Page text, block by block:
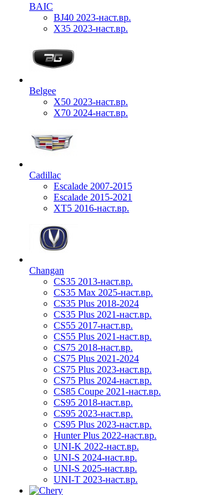
BAIC
BJ40 2023-наст.вр.
X35 2023-наст.вр.
Belgee
X50 2023-наст.вр.
X70 2024-наст.вр.
Cadillac
Escalade 2007-2015
Escalade 2015-2021
XT5 2016-наст.вр.
Changan
CS35 2013-наст.вр.
CS35 Max 2025-наст.вр.
CS35 Plus 2018-2024
CS35 Plus 2021-наст.вр.
CS55 2017-наст.вр.
CS55 Plus 2021-наст.вр.
CS75 2018-наст.вр.
CS75 Plus 2021-2024
CS75 Plus 2023-наст.вр.
CS75 Plus 2024-наст.вр.
CS85 Coupe 2021-наст.вр.
CS95 2018-наст.вр.
CS95 2023-наст.вр.
CS95 Plus 2023-наст.вр.
Hunter Plus 2022-наст.вр.
UNI-K 2022-наст.вр.
UNI-S 2024-наст.вр.
UNI-S 2025-наст.вр.
UNI-T 2023-наст.вр.